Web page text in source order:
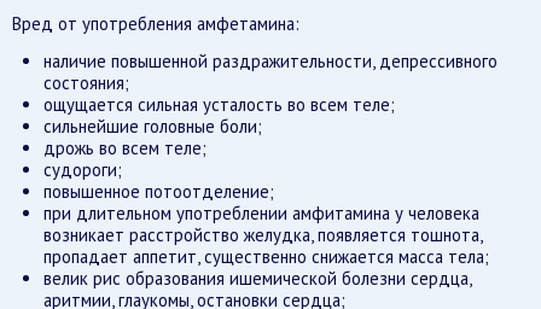
Вред от употребления амфетамина:
наличие повышенной раздражительности, депрессивного
состояния;
ощущается сильная усталость во всем теле;
сильнейшие головные боли;
дрожь во всем теле;
судороги;
повышенное потоотделение;
при длительном употреблении амфитамина у человека
возникает расстройство желудка, появляется тошнота,
пропадает аппетит, существенно снижается масса тела;
велик рис образования ишемической болезни сердца,
аритмии, глаукомы, остановки сердца;